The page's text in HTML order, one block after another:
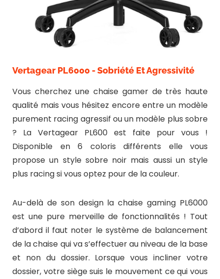
Vertagear PL6000 - Sobriété Et Agressivité
Vous cherchez une chaise gamer de très haute
qualité mais vous hésitez encore entre un modèle
purement racing agressif ou un modèle plus sobre
? La Vertagear PL600 est faite pour vous !
Disponible en 6 coloris différents elle vous
propose un style sobre noir mais aussi un style
plus racing si vous optez pour de la couleur.
Au-delà de son design la chaise gaming PL6000
est une pure merveille de fonctionnalités ! Tout
d’abord il faut noter le système de balancement
de la chaise qui va s’effectuer au niveau de la base
et non du dossier. Lorsque vous incliner votre
dossier, votre siège suis le mouvement ce qui vous